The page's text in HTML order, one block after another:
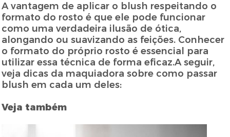
A vantagem de aplicar o blush respeitando o
formato do rosto é que ele pode funcionar
como uma verdadeira ilusão de ótica,
alongando ou suavizando as feições. Conhecer
o formato do próprio rosto é essencial para
utilizar essa técnica de forma eficaz.A seguir,
veja dicas da maquiadora sobre como passar
blush em cada um deles:
Veja também